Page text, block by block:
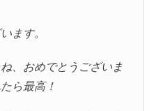
ます。
、おめでとうございま
ら最高！